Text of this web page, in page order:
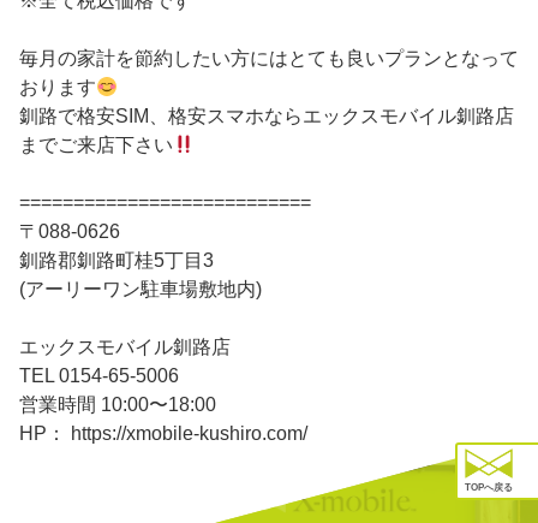
毎月の家計を節約したい方にはとても良いプランとなって
おります
釧路で格安SIM、格安スマホならエックスモバイル釧路店
までご来店下さい
===========================
〒088-0626
釧路郡釧路町桂5丁目3
(アーリーワン駐車場敷地内)
エックスモバイル釧路店
TEL 0154-65-5006
営業時間 10:00〜18:00
HP： https://xmobile-kushiro.com/
TOPへ戻る